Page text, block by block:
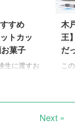
はどこ？
校は、現
ません。
チャンネル
た！」とい
し
手
ね
願
れ
み
すめ
トカッ
お菓子
生に渡すお
分からない
木
王
だ
こ
本
Next »